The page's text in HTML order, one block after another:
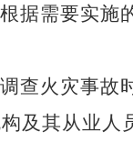
根据需要实施
调查火灾事故
及其从业人